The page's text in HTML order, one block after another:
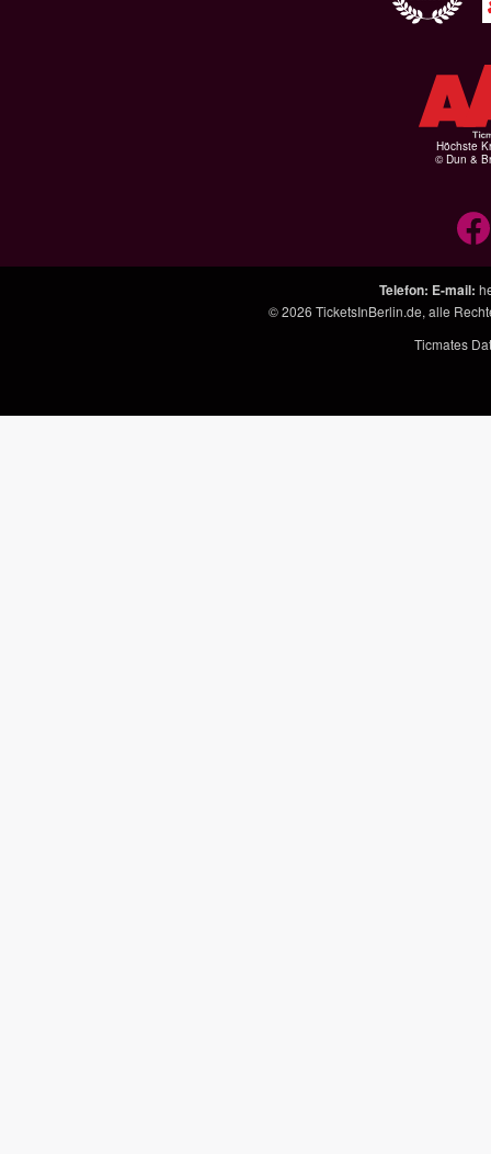
Höchste
© Dun &
Telefon: E-mail:
© 2026 TicketsInBerlin.de, alle
Ticmates